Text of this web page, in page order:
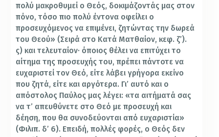
πολύ μακροθυμεί ο Θεός, δοκιμάζοντάς μας στον
πόνο, τόσο πιο πολύ έντονα οφείλει ο
προσευχόμενος να επιμένει, ζητώντας την δωρεά
του Θεού» (Σειρά στο Κατά Ματθαίον, κεφ. ζ’).
ς) και τελευταίον· όποιος θέλει να επιτύχει το
αίτημα της προσευχής του, πρέπει πάντοτε να
ευχαριστεί τον Θεό, είτε λάβει γρήγορα εκείνο
που ζητά, είτε και αργότερα. Γι’ αυτό και ο
απόστολος Παύλος μας λέγει: «τα αιτήματά σας
να τ’ απευθύνετε στο Θεό με προσευχή και
δέηση, που θα συνοδεύονται από ευχαριστία»
(Φιλιπ. δ’ 6). Επειδή, πολλές φορές, ο Θεός δεν